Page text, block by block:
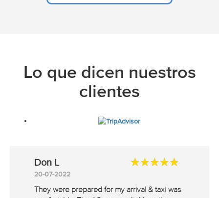
Lo que dicen nuestros
clientes
Don L ★★★★★
★★★★★
20-07-2022
They were prepared for my arrival & taxi was